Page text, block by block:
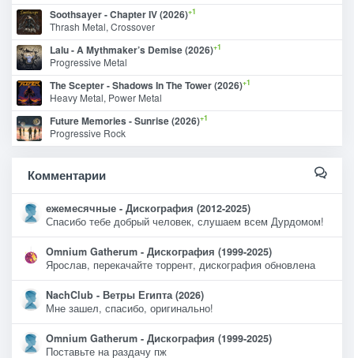
Soothsayer - Chapter IV (2026)+1
Thrash Metal, Crossover
Lalu - A Mythmaker’s Demise (2026)+1
Progressive Metal
The Scepter - Shadows In The Tower (2026)+1
Heavy Metal, Power Metal
Future Memories - Sunrise (2026)+1
Progressive Rock
Комментарии
ежемесячные - Дискография (2012-2025)
Спасибо тебе добрый человек, слушаем всем Дурдомом!
Omnium Gatherum - Дискография (1999-2025)
Ярослав, перекачайте торрент, дискография обновлена
NachClub - Ветры Египта (2026)
Мне зашел, спасибо, оригинально!
Omnium Gatherum - Дискография (1999-2025)
Поставьте на раздачу пж